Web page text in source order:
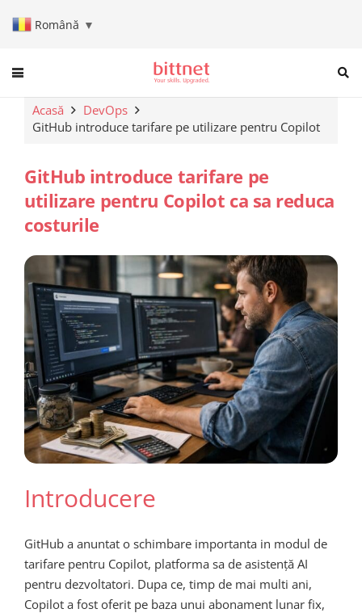
Română ▼
When autocomplete results
Acasă
DevOps
GitHub introduce tarifare pe utilizare pentru Copilot
GitHub introduce tarifare pe
utilizare pentru Copilot ca sa reduca
costurile
Introducere
GitHub a anuntat o schimbare importanta in modul de
tarifare pentru Copilot, platforma sa de asistență AI
pentru dezvoltatori. Dupa ce, timp de mai multi ani,
Copilot a fost oferit pe baza unui abonament lunar fix,